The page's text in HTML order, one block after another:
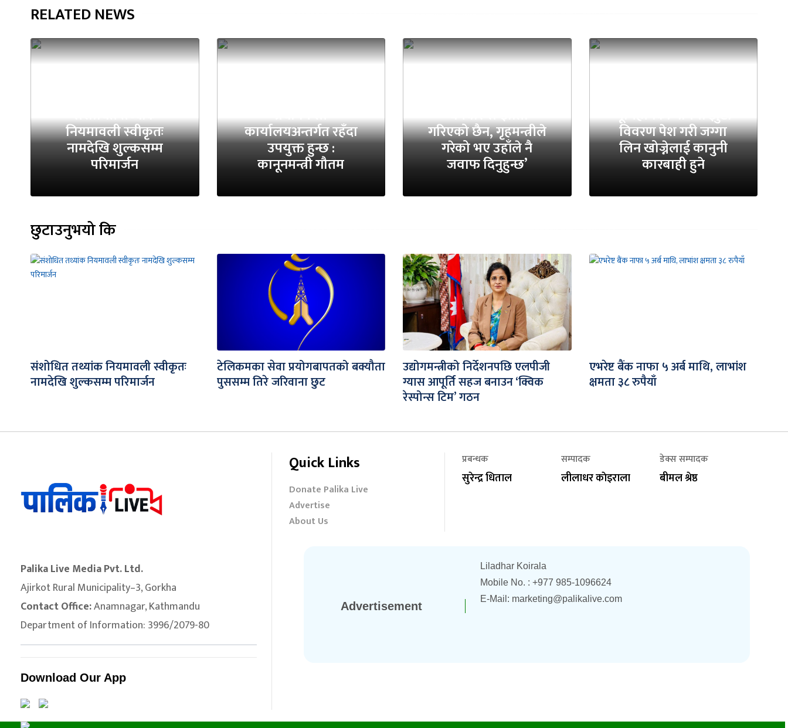
RELATED NEWS
संशोधित तथ्यांक
नियमावली स्वीकृतः
नामदेखि शुल्कसम्म
परिमार्जन
प्रधानमन्त्री
कार्यालयअन्तर्गत रहँदा
उपयुक्त हुन्छ :
कानूनमन्त्री गौतम
‘धर्मबारे सम्झौता
गरिएको छैन, गृहमन्त्रीले
गरेको भए उहाँले नै
जवाफ दिनुहुन्छ’
भूमिहीनका नाममा झुटा
विवरण पेश गरी जग्गा
लिन खोज्नेलाई कानुनी
कारबाही हुने
छुटाउनुभयो कि
संशोधित तथ्यांक नियमावली स्वीकृतः
नामदेखि शुल्कसम्म परिमार्जन
टेलिकमका सेवा प्रयोगबापतको बक्यौता
पुससम्म तिरे जरिवाना छुट
उद्योगमन्त्रीको निर्देशनपछि एलपीजी
ग्यास आपूर्ति सहज बनाउन ‘क्विक
रेस्पोन्स टिम’ गठन
एभरेष्ट बैंक नाफा ५ अर्ब माथि, लाभांश
क्षमता ३८ रुपैयाँ
Palika Live Media Pvt. Ltd.
Ajirkot Rural Municipality–3, Gorkha
Contact Office:Anamnagar, Kathmandu
Department of Information: 3996/2079-80
Download Our App
Quick Links
Donate Palika Live
Advertise
About Us
प्रबन्धक
सुरेन्द्र धिताल
सम्पादक
लीलाधर काेइराला
डेक्स सम्पादक
बीमल श्रेष्ठ
Advertisement
Liladhar Koirala
Mobile No. : +977 985-1096624
E-Mail: marketing@palikalive.com